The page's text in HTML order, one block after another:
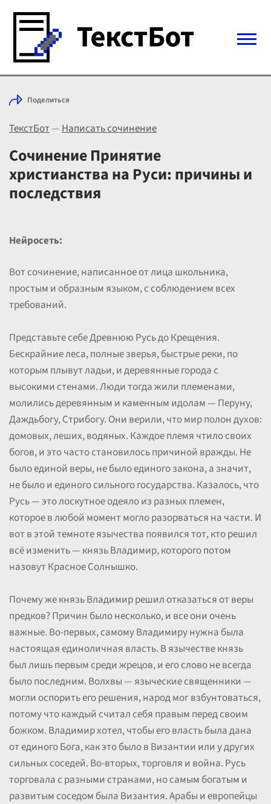
Войти с Telegram
Выбрать режим
Цены
Поделиться
ТекстБот—Написать сочинение
Сочинение Принятие
христианства на Руси: причины и
последствия
Нейросеть:
Вот сочинение, написанное от лица школьника,
простым и образным языком, с соблюдением всех
требований.
Представьте себе Древнюю Русь до Крещения.
Бескрайние леса, полные зверья, быстрые реки, по
которым плывут ладьи, и деревянные города с
высокими стенами. Люди тогда жили племенами,
молились деревянным и каменным идолам — Перуну,
Даждьбогу, Стрибогу. Они верили, что мир полон духов:
домовых, леших, водяных. Каждое племя чтило своих
богов, и это часто становилось причиной вражды. Не
было единой веры, не было единого закона, а значит,
не было и единого сильного государства. Казалось, что
Русь — это лоскутное одеяло из разных племен,
которое в любой момент могло разорваться на части. И
вот в этой темноте язычества появился тот, кто решил
всё изменить — князь Владимир, которого потом
назовут Красное Солнышко.
Почему же князь Владимир решил отказаться от веры
предков? Причин было несколько, и все они очень
важные. Во-первых, самому Владимиру нужна была
настоящая единоличная власть. В язычестве князь
был лишь первым среди жрецов, и его слово не всегда
было последним. Волхвы — языческие священники —
могли оспорить его решения, народ мог взбунтоваться,
потому что каждый считал себя правым перед своим
божком. Владимир хотел, чтобы его власть была дана
от единого Бога, как это было в Византии или у других
сильных соседей. Во-вторых, торговля и война. Русь
торговала с разными странами, но самым богатым и
развитым соседом была Византия. Арабы и европейцы